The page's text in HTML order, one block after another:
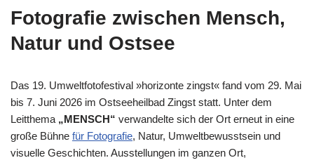
Fotografie zwischen Mensch,
Natur und Ostsee
Das 19. Umweltfotofestival »horizonte zingst« fand vom 29. Mai
bis 7. Juni 2026 im Ostseeheilbad Zingst statt. Unter dem
Leitthema „MENSCH“ verwandelte sich der Ort erneut in eine
große Bühne für Fotografie, Natur, Umweltbewusstsein und
visuelle Geschichten. Ausstellungen im ganzen Ort,